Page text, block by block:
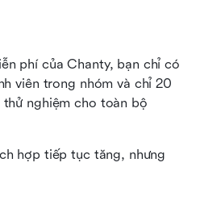
phí của Chanty, bạn chỉ có
viên trong nhóm và chỉ 20
nghiệm cho toàn bộ
hợp tiếp tục tăng, nhưng